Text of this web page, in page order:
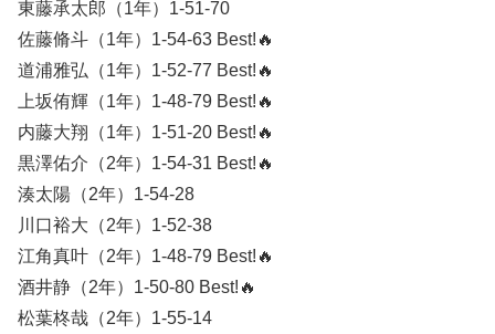
東藤承太郎（1年）1-51-70
佐藤脩斗（1年）1-54-63 Best!🔥
道浦雅弘（1年）1-52-77 Best!🔥
上坂侑輝（1年）1-48-79 Best!🔥
内藤大翔（1年）1-51-20 Best!🔥
黒澤佑介（2年）1-54-31 Best!🔥
湊太陽（2年）1-54-28
川口裕大（2年）1-52-38
江角真叶（2年）1-48-79 Best!🔥
酒井静（2年）1-50-80 Best!🔥
松葉柊哉（2年）1-55-14